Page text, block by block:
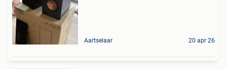
Aartselaar 20 apr 26